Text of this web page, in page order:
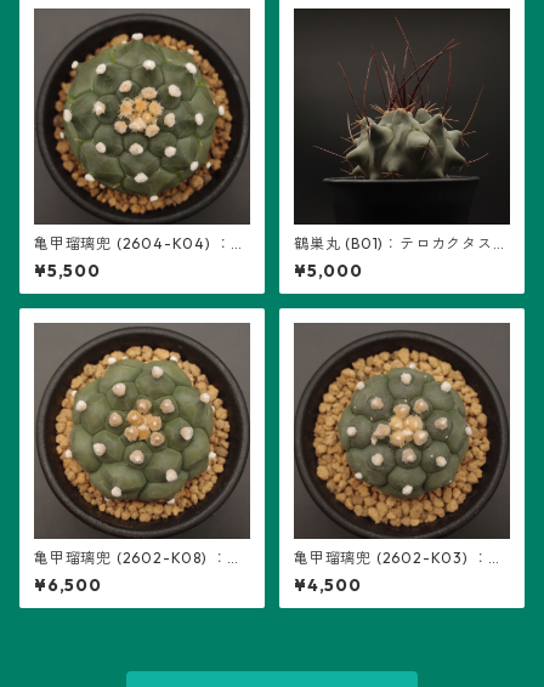
亀甲瑠璃兜 (2604-K04) ：ア
ストロフィツム属 ※実生
¥5,500
鶴巣丸 (B01)：テロカクタス属
※実生
¥5,000
亀甲瑠璃兜 (2602-K08) ：ア
ストロフィツム属 ※実生
¥6,500
亀甲瑠璃兜 (2602-K03) ：ア
ストロフィツム属 ※実生
¥4,500